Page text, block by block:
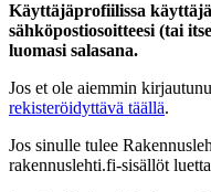
Käyttäjäprofiilissa
sähköpostiosoitteesi (tai
luomasi salasana.
Jos et ole aiemmin
rekisteröidyttävä täällä.
Jos sinulle tulee
rakennuslehti.fi-sisällöt